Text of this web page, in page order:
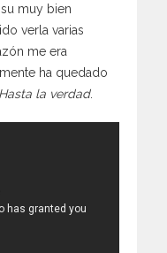
muy bien
verla varias
me era
ha quedado
Hasta la verdad.